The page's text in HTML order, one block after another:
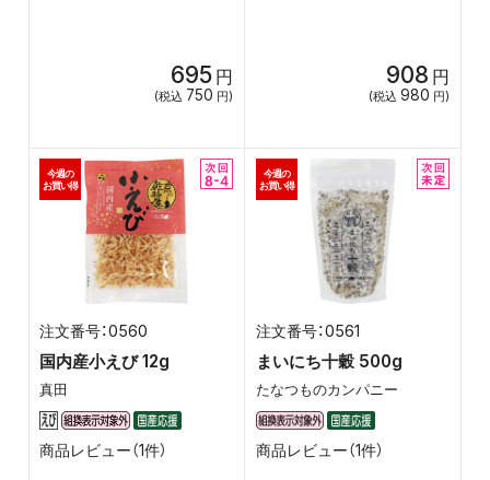
695 円
(税込 750 円)
908 円
(税込 980 円)
0560
国内産小えび 12g
真田
今週の
お買い得
商品レビュー（1件）
0561
まいにち十穀 500g
たなつものカンパニー
今週の
お買い得
商品レビュー（1件）